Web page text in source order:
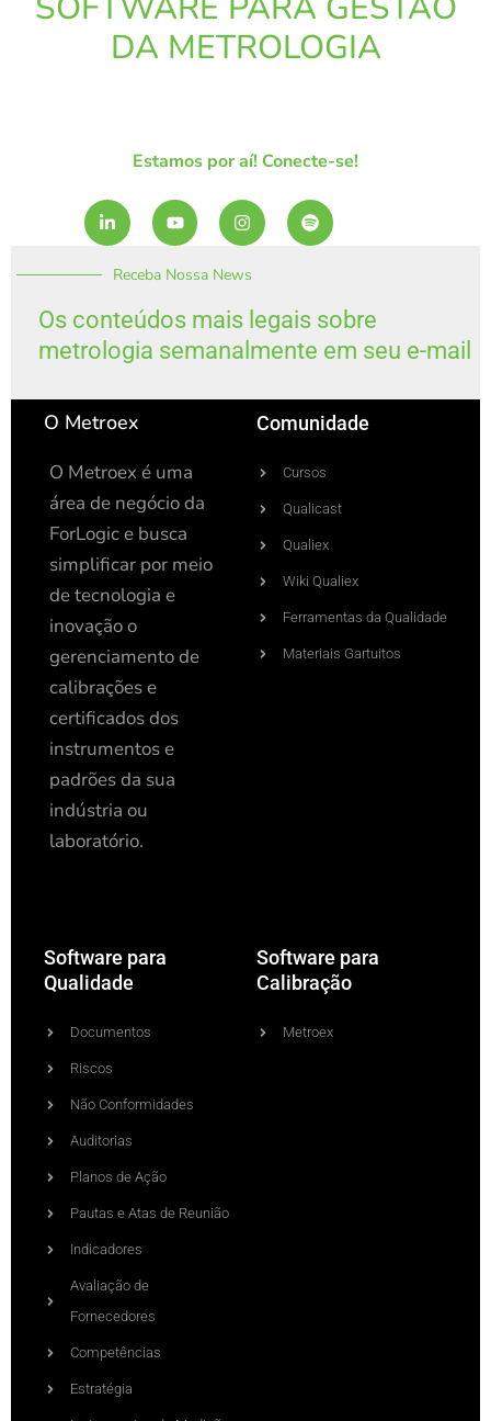
DA METROLOGIA
Estamos por aí! Conecte-se!
L
i
n
e
i
n
-
i
Y
o
u
u
e
I
n
s
a
r
a
m
S
p
o
y
Receba Nossa News
Os conteúdos mais legais sobre
metrologia semanalmente em seu e-mail
O Metroex
O Metroex é uma
área de negócio da
ForLogic e busca
simplificar por meio
de tecnologia e
inovação o
gerenciamento de
calibrações e
certificados dos
instrumentos e
padrões da sua
indústria ou
laboratório.
Comunidade
Cursos
Qualicast
Qualiex
Wiki Qualiex
Ferramentas da Qualidade
Materiais Gartuitos
Software para
Qualidade
Documentos
Riscos
Não Conformidades
Auditorias
Planos de Ação
Pautas e Atas de Reunião
Indicadores
Avaliação de
Fornecedores
Competências
Estratégia
Software para
Calibração
Metroex